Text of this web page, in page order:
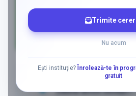
Trimite
Nu acum
Ești instituție?
Înrolează-te în
gratuit.
Vrei să ajungi la
caută activ soluții?